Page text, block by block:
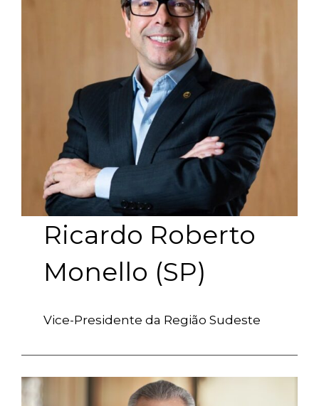
Ricardo Roberto
Monello (SP)
Vice-Presidente da Região Sudeste